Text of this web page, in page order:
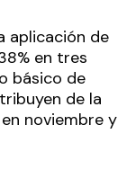
aplicación de
en tres
básico de
de la
noviembre y